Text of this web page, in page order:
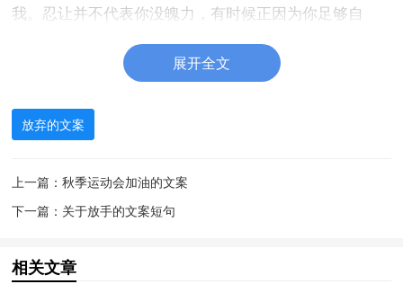
我。忍让并不代表你没魄力，有时候正因为你足够自
信，才不会去计较一时的得失。简单并不代表你没经
历，有时候正因为你足够成熟，才不会让自己活得太沉
6、不要放弃曾经单纯的自己，我们都是跌跌撞撞，
二。
那么多的感情， 说没就没了。
展开全文
放弃的文案
上一篇：秋季运动会加油的文案
下一篇： 关于放手的文案短句
相关文章